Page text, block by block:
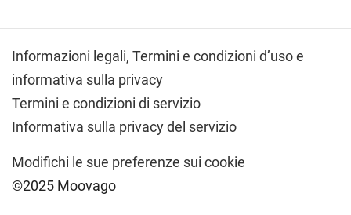
Informazioni legali, Termini e condizioni d’uso e
informativa sulla privacy
Termini e condizioni di servizio
Informativa sulla privacy del servizio
Modifichi le sue preferenze sui cookie
©2025 Moovago